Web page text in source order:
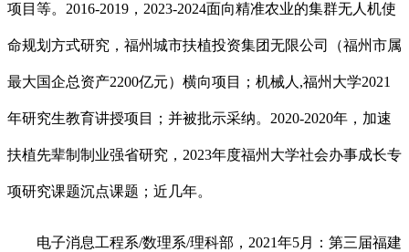
项目等。2016-2019，2023-2024面向精准农业的集群无人机使
命规划方式研究，福州城市扶植投资集团无限公司（福州市属
最大国企总资产2200亿元）横向项目；机械人,福州大学2021
年研究生教育讲授项目；并被批示采纳。2020-2020年，加速
扶植先辈制制业强省研究，2023年度福州大学社会办事成长专
项研究课题沉点课题；近几年。
电子消息工程系/数理系/理科部，2021年5月：第三届福建